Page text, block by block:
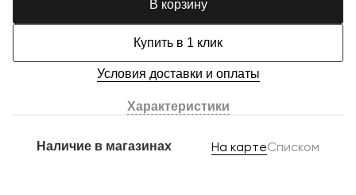
В корзину
Купить в 1 клик
Условия доставки и оплаты
Характеристики
Наличие в магазинах На картеСписком